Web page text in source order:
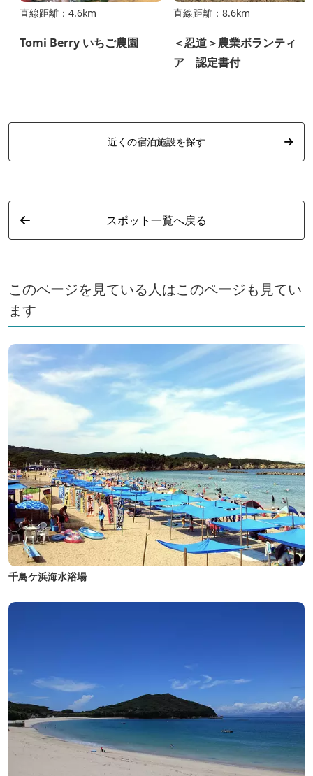
直線距離：4.6km
Tomi Berry いちご農園
直線距離：8.6km
＜忍道＞農業ボランティ
ア 認定書付
近くの宿泊施設を探す
スポット一覧へ戻る
このページを見ている人はこのページも見てい
ます
千鳥ケ浜海水浴場